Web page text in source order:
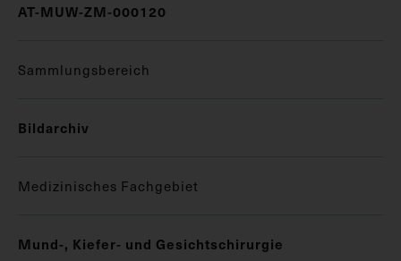
AT-MUW-ZM-000120
Sammlungsbereich
Bildarchiv
Medizinisches Fachgebiet
Mund-, Kiefer- und Gesichtschirurgie